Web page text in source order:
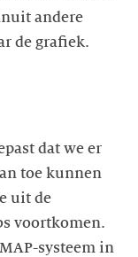
andere
de grafiek.
dat we er
toe kunnen
uit de
voortkomen.
systeem in